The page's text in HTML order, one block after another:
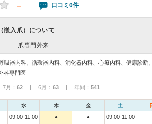
－ 口コミ0件
嵌入爪）について
爪専門外来
吸器内科、循環器内科、消化器内科、心療内科、健康診断
科専門医
月： 62 | 6月： 63 | 年間： 541
水 木 金 土
09:00-11:00 ● ●
09:00-11:00